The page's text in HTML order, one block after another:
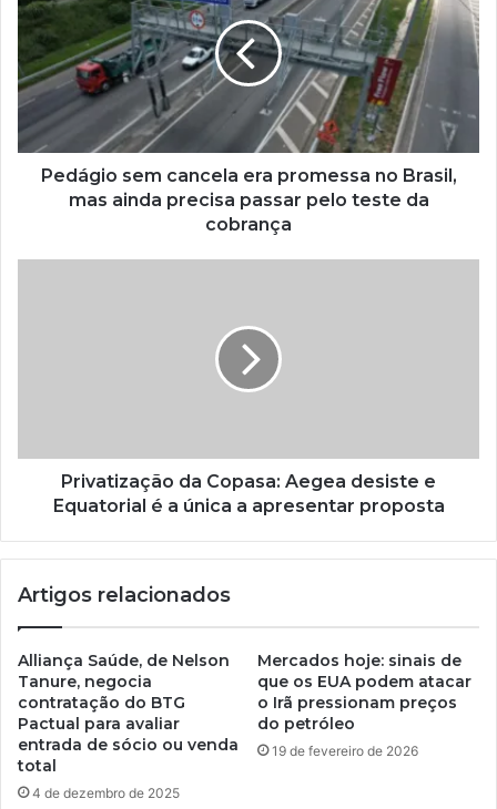
Pedágio sem cancela era promessa no Brasil,
mas ainda precisa passar pelo teste da
cobrança
Privatização da Copasa: Aegea desiste e
Equatorial é a única a apresentar proposta
Artigos relacionados
Alliança Saúde, de Nelson
Tanure, negocia
contratação do BTG
Pactual para avaliar
entrada de sócio ou venda
total
4 de dezembro de 2025
Mercados hoje: sinais de
que os EUA podem atacar
o Irã pressionam preços
do petróleo
19 de fevereiro de 2026